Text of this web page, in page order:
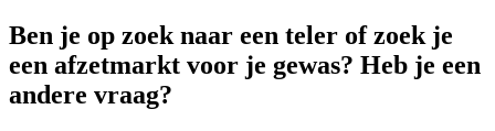
Ben je op zoek naar een teler of zoek je
een afzetmarkt voor je gewas? Heb je een
andere vraag?